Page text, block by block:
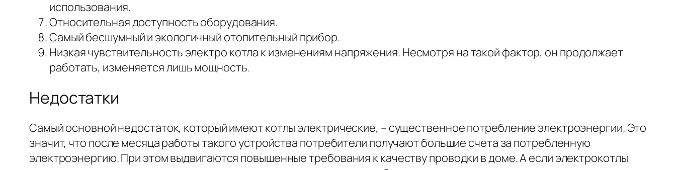
использования.
Относительная доступность оборудования.
Самый бесшумный и экологичный отопительный прибор.
Низкая чувствительность электро котла к изменениям напряжения. Несмотря на такой фактор, он продолжает
работать, изменяется лишь мощность.
Недостатки
Самый основной недостаток, который имеют котлы электрические, – существенное потребление электроэнергии. Это
значит, что после месяца работы такого устройства потребители получают большие счета за потребленную
электроэнергию. При этом выдвигаются повышенные требования к качеству проводки в доме. А если электрокотлы